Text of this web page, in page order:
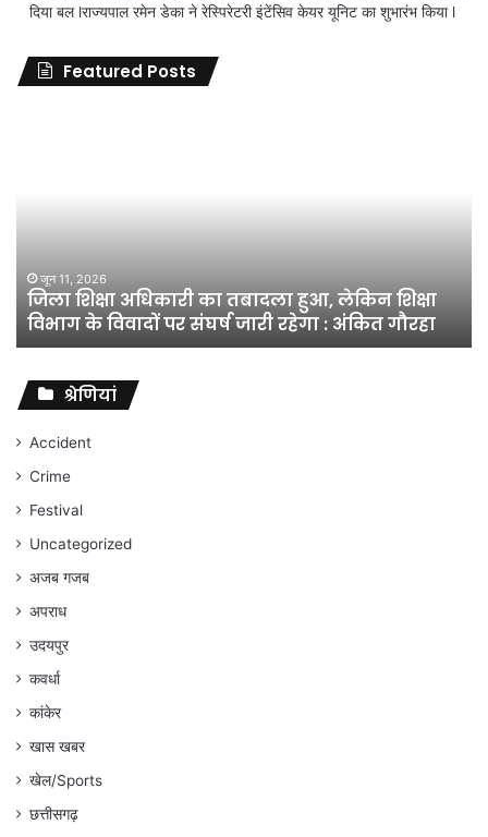
दिया बल lराज्यपाल रमेन डेका ने रेस्पिरेटरी इंटेंसिव केयर यूनिट का शुभारंभ किया l
Featured Posts
शिक्षा
विभाग
विवादों
संघर्ष
जारी
रहेगा
अंकित
गौरहा
जून 11, 2026
जिला शिक्षा अधिकारी का तबादला हुआ, लेकिन शिक्षा
विभाग के विवादों पर संघर्ष जारी रहेगा : अंकित गौरहा
श्रेणियां
Accident
Crime
Festival
Uncategorized
अजब गजब
अपराध
उदयपुर
कवर्धा
कांकेर
खास खबर
खेल/Sports
छत्तीसगढ़